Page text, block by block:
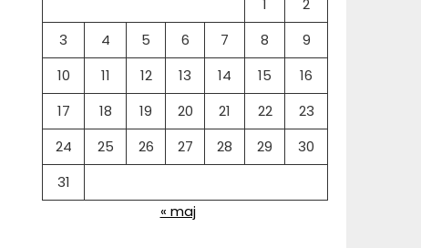
1
2
3
4 5 6 7 8
9
10
11 12 13 14 15
16
17
18 19 20 21 22
23
24
25 26 27 28 29
30
31
« maj